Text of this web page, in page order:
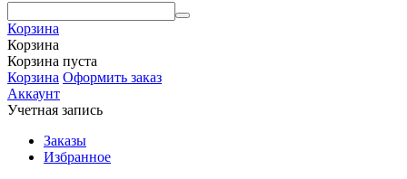
Корзина
Корзина
Корзина пуста
Корзина Оформить заказ
Аккаунт
Учетная запись
Заказы
Избранное